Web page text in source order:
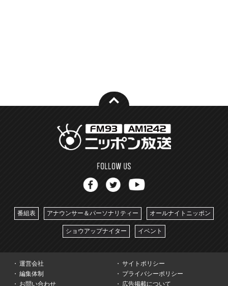
番組表 アナウンサー＆パーソナリティー オールナイトニッポン
ショウアップナイター イベント
運営会社
サイトポリシー
編集体制
プライバシーポリシー
お問い合わせ
広告掲載について